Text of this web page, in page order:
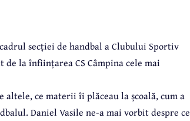
secției de handbal a Clubului Sportiv
la înființarea CS Câmpina cele mai
ce materii îi plăceau la școală, cum a
Daniel Vasile ne-a mai vorbit despre ce